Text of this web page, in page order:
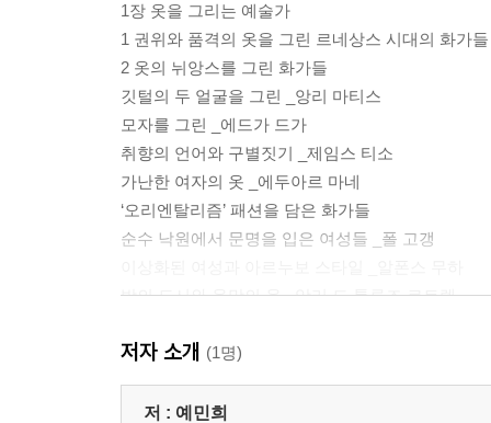
1장 옷을 그리는 예술가
1 권위와 품격의 옷을 그린 르네상스 시대의 화가들
2 옷의 뉘앙스를 그린 화가들
깃털의 두 얼굴을 그린 _앙리 마티스
모자를 그린 _에드가 드가
취향의 언어와 구별짓기 _제임스 티소
가난한 여자의 옷 _에두아르 마네
‘오리엔탈리즘’ 패션을 담은 화가들
순수 낙원에서 문명을 입은 여성들 _폴 고갱
밤의 도시와 욕망의 옷 _앙리 드 툴루즈 로트렉
2장 몸 위의 언어: 예술가가 입은 철학
1 아방가르드 예술가들의 옷장
몸을 해방시킨 헐렁한 튜닉의 미학 _빈 분리파의
저자 소개 (1명)
저 : 예민희